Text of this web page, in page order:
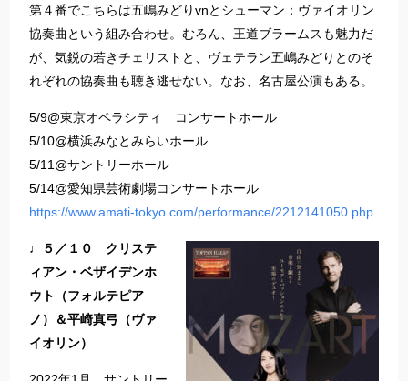
第４番でこちらは五嶋みどりvnとシューマン：ヴァイオリン
協奏曲という組み合わせ。むろん、王道ブラームスも魅力だ
が、気鋭の若きチェリストと、ヴェテラン五嶋みどりとのそ
れぞれの協奏曲も聴き逃せない。なお、名古屋公演もある。
5/9@東京オペラシティ コンサートホール
5/10@横浜みなとみらいホール
5/11@サントリーホール
5/14@愛知県芸術劇場コンサートホール
https://www.amati-tokyo.com/performance/2212141050.php
♩５／１０ クリステ
ィアン・ベザイデンホ
ウト（フォルテピア
ノ）＆平崎真弓（ヴァ
イオリン）